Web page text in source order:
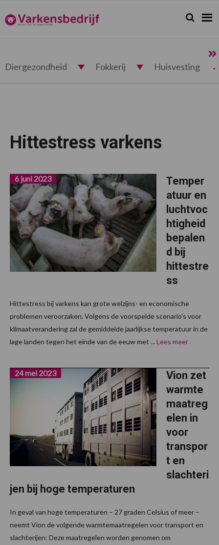
de
hoofdnavigatie
de
hoofd
de
voettekst
Varkensbedrijf.nl Zoeken...
Zoek
Diergezondheid Fokkerij Huisvesting
Hittestress varkens
Temper
atuur en
luchtvoc
htigheid
bepalen
d bij
hittestre
ss
6 juni 2023
Hittestress bij varkens kan grote welzijns- en economische
problemen veroorzaken. Volgens de voorspelde scenario's voor
klimaatverandering zal de gemiddelde jaarlijkse temperatuur in de
lage landen tegen het einde van de eeuw met ... Lees meer
Vion zet
warmte
maatreg
elen in
voor
transpor
t en
slachteri
jen bij hoge temperaturen
24 mei 2023
In geval van hoge temperaturen – 27 graden Celsius of meer –
neemt Vion de volgende warmtemaatregelen voor transport en
slachterijen: Deze maatregelen worden genomen om